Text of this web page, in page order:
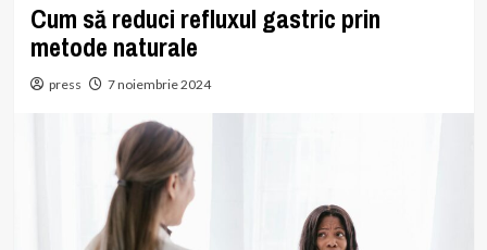
Cum să reduci refluxul gastric prin
metode naturale
press 7 noiembrie 2024